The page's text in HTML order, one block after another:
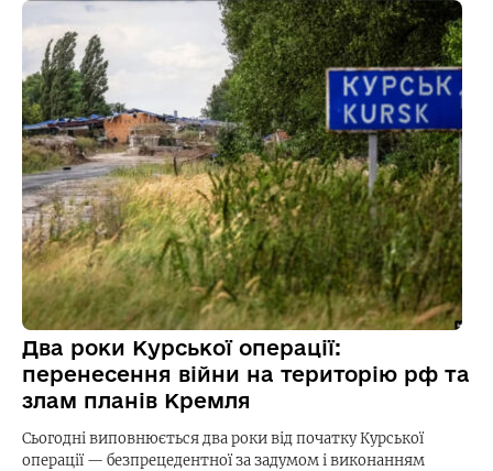
Два роки Курської операції:
перенесення війни на територію рф та
злам планів Кремля
Сьогодні виповнюється два роки від початку Курської
операції — безпрецедентної за задумом і виконанням